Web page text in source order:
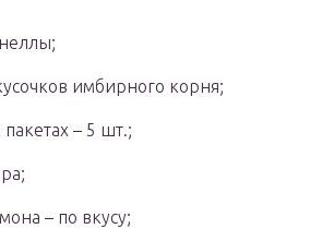
имбирного корня;
– 5 шт.;
– по вкусу;